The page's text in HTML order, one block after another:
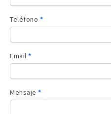
Teléfono *
Email *
Mensaje *